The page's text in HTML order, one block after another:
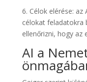
6. Célok elérése:
célokat feladatokra
ellenőrizni, hogy az
AI a